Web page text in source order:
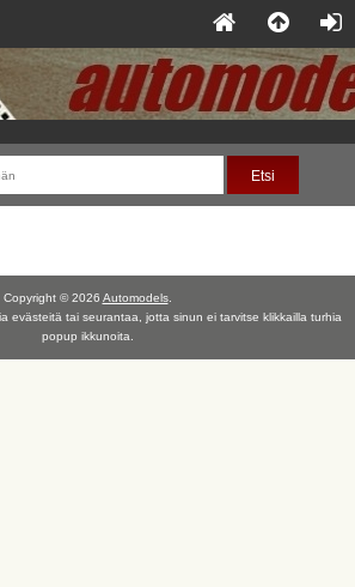
Copyright © 2026 Automodels.
evästeitä tai seurantaa, jotta sinun ei tarvitse klikkailla turhia
popup ikkunoita.